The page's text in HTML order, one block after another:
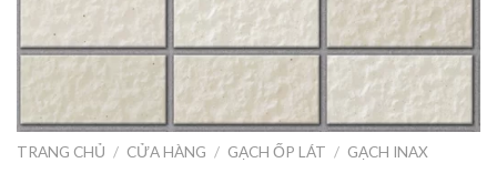
TRANG CHỦ / CỬA HÀNG / GẠCH ỐP LÁT / GẠCH INAX